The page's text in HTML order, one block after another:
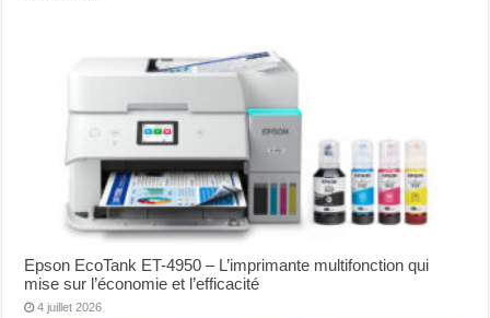
Epson EcoTank ET-4950 – L’imprimante multifonction qui
mise sur l’économie et l’efficacité
4 juillet 2026